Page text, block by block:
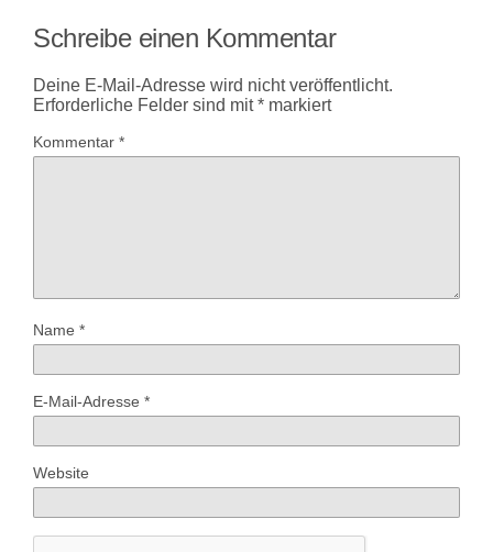
Schreibe einen Kommentar
Deine E-Mail-Adresse wird nicht veröffentlicht.
Erforderliche Felder sind mit* markiert
Kommentar *
Name *
E-Mail-Adresse *
Website